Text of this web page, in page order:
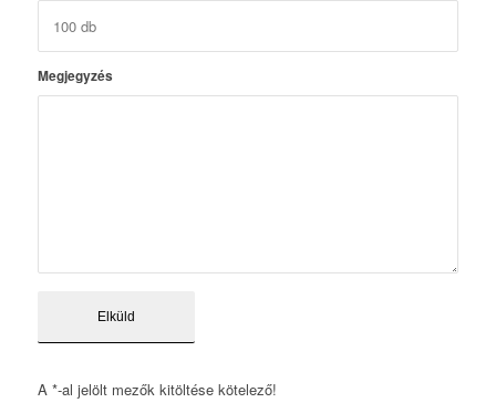
Megjegyzés
A *-al jelölt mezők kitöltése kötelező!